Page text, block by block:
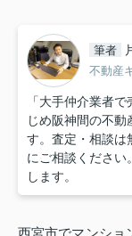
筆者
不動産
「大手仲介業者
じめ阪神間の不
す。査定・相談は
にご相談ください
します。
西宮市でマンショ